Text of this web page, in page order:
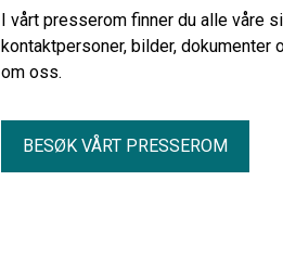
knyttet
I vårt presserom finner du alle våre
kontaktpersoner, bilder, dokumenter
om oss.
BESØK VÅRT PRESSEROM